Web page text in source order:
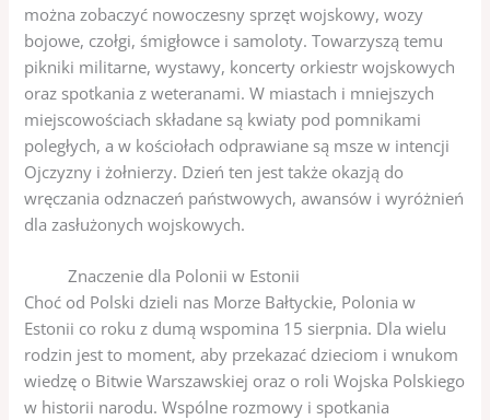
można zobaczyć nowoczesny sprzęt wojskowy, wozy
bojowe, czołgi, śmigłowce i samoloty. Towarzyszą temu
pikniki militarne, wystawy, koncerty orkiestr wojskowych
oraz spotkania z weteranami. W miastach i mniejszych
miejscowościach składane są kwiaty pod pomnikami
poległych, a w kościołach odprawiane są msze w intencji
Ojczyzny i żołnierzy. Dzień ten jest także okazją do
wręczania odznaczeń państwowych, awansów i wyróżnień
dla zasłużonych wojskowych.
Znaczenie dla Polonii w Estonii
Choć od Polski dzieli nas Morze Bałtyckie, Polonia w
Estonii co roku z dumą wspomina 15 sierpnia. Dla wielu
rodzin jest to moment, aby przekazać dzieciom i wnukom
wiedzę o Bitwie Warszawskiej oraz o roli Wojska Polskiego
w historii narodu. Wspólne rozmowy i spotkania